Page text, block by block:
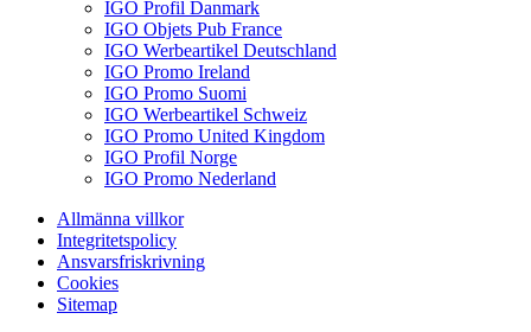
IGO Profil Danmark
IGO Objets Pub France
IGO Werbeartikel Deutschland
IGO Promo Ireland
IGO Promo Suomi
IGO Werbeartikel Schweiz
IGO Promo United Kingdom
IGO Profil Norge
IGO Promo Nederland
Allmänna villkor
Integritetspolicy
Ansvarsfriskrivning
Cookies
Sitemap